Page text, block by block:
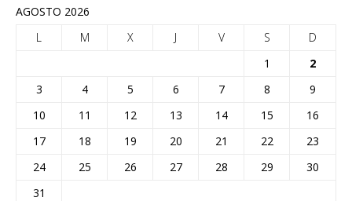
AGOSTO 2026
L
M X J V S
D
1
2
3
4 5 6 7 8
9
10
11 12 13 14 15
16
17
18 19 20 21 22
23
24
25 26 27 28 29
30
31